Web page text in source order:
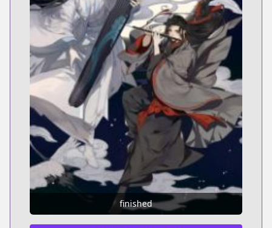
finished